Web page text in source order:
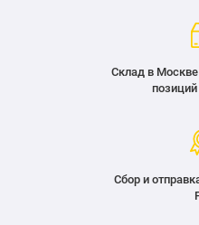
Склад в
Сбор и